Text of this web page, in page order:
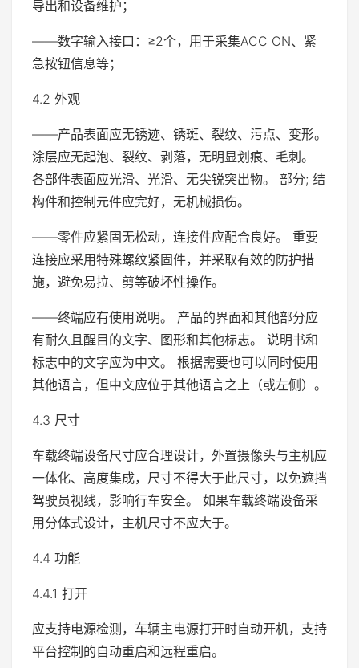
导出和设备维护；
——数字输入接口：≥2个，用于采集ACC ON、紧
急按钮信息等；
4.2 外观
——产品表面应无锈迹、锈斑、裂纹、污点、变形。
涂层应无起泡、裂纹、剥落，无明显划痕、毛刺。
各部件表面应光滑、光滑、无尖锐突出物。 部分; 结
构件和控制元件应完好，无机械损伤。
——零件应紧固无松动，连接件应配合良好。 重要
连接应采用特殊螺纹紧固件，并采取有效的防护措
施，避免易拉、剪等破坏性操作。
——终端应有使用说明。 产品的界面和其他部分应
有耐久且醒目的文字、图形和其他标志。 说明书和
标志中的文字应为中文。 根据需要也可以同时使用
其他语言，但中文应位于其他语言之上（或左侧）。
4.3 尺寸
车载终端设备尺寸应合理设计，外置摄像头与主机应
一体化、高度集成，尺寸不得大于此尺寸，以免遮挡
驾驶员视线，影响行车安全。 如果车载终端设备采
用分体式设计，主机尺寸不应大于。
4.4 功能
4.4.1 打开
应支持电源检测，车辆主电源打开时自动开机，支持
平台控制的自动重启和远程重启。